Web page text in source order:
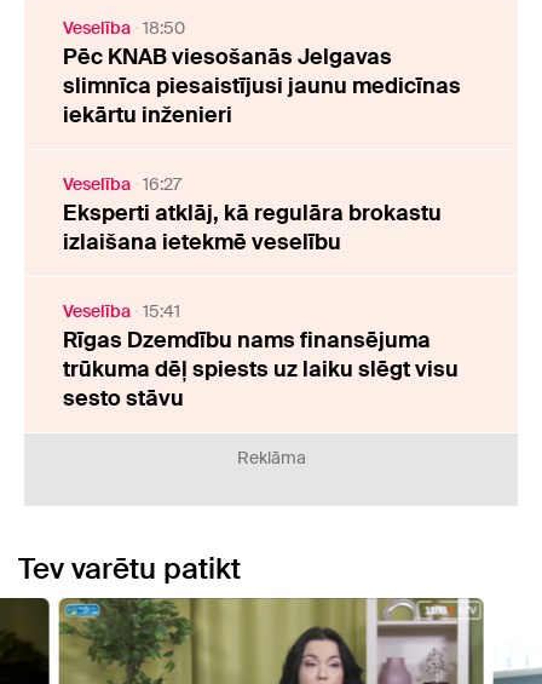
Veselība 18:50
Pēc KNAB viesošanās Jelgavas
slimnīca piesaistījusi jaunu medicīnas
iekārtu inženieri
Veselība 16:27
Eksperti atklāj, kā regulāra brokastu
izlaišana ietekmē veselību
Veselība 15:41
Rīgas Dzemdību nams finansējuma
trūkuma dēļ spiests uz laiku slēgt visu
sesto stāvu
Reklāma
Tev varētu patikt